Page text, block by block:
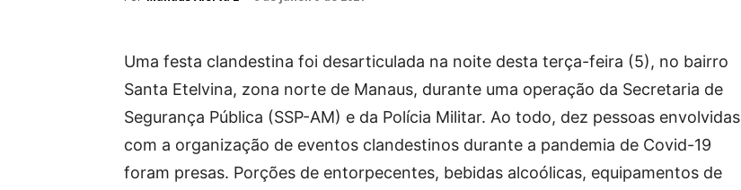
Uma festa clandestina foi desarticulada na noite desta terça-feira (5), no bairro
Santa Etelvina, zona norte de Manaus, durante uma operação da Secretaria de
Segurança Pública (SSP-AM) e da Polícia Militar. Ao todo, dez pessoas envolvidas
com a organização de eventos clandestinos durante a pandemia de Covid-19
foram presas. Porções de entorpecentes, bebidas alcoólicas, equipamentos de